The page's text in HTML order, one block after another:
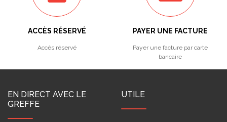
ACCÈS RÉSERVÉ
Accès réservé
PAYER UNE FACTURE
Payer une facture par carte
bancaire
EN DIRECT AVEC LE
GREFFE
UTILE